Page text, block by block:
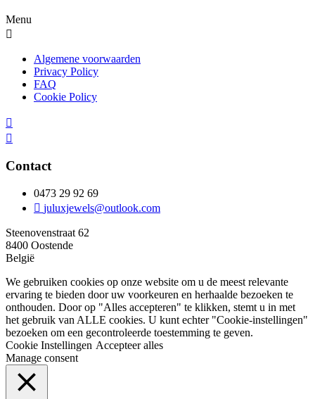
Menu
Algemene voorwaarden
Privacy Policy
FAQ
Cookie Policy
Contact
0473 29 92 69
juluxjewels@outlook.com
Steenovenstraat 62
8400 Oostende
België
We gebruiken cookies op onze website om u de meest relevante
ervaring te bieden door uw voorkeuren en herhaalde bezoeken te
onthouden. Door op "Alles accepteren" te klikken, stemt u in met
het gebruik van ALLE cookies. U kunt echter "Cookie-instellingen"
bezoeken om een gecontroleerde toestemming te geven.
Cookie Instellingen Accepteer alles
Manage consent